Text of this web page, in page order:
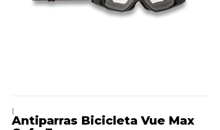
Antiparras Bicicleta Vue Max